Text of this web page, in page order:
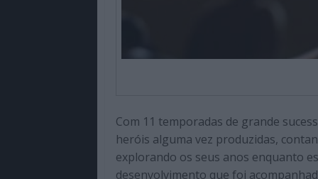
Com 11 temporadas de grande
heróis alguma vez produzidas,
explorando os seus anos enquanto
desenvolvimento que foi